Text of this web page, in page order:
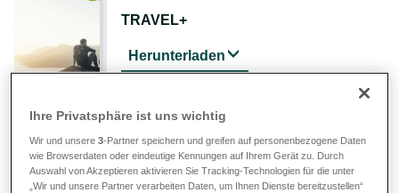
TRAVEL+
Herunterladen
Ihre Privatsphäre ist uns wichtig
Wir und unsere3-Partner speichern und greifen auf personenbezogene Daten
wie Browserdaten oder eindeutige Kennungen auf Ihrem Gerät zu. Durch
Auswahl von Akzeptieren aktivieren Sie Tracking-Technologien für die unter
„Wir und unsere Partner verarbeiten Daten, um Ihnen Dienste bereitzustellen“